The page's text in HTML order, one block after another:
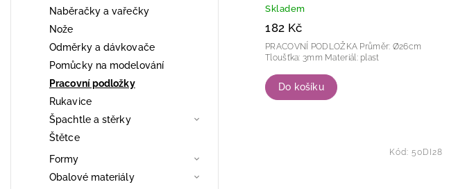
Naběračky a vařečky
Nože
Odměrky a dávkovače
Pomůcky na modelování
Pracovní podložky
Rukavice
Špachtle a stěrky
Štětce
Formy
Obalové materiály
Skladem
182 Kč
Do košíku
PRACOVNÍ PODLOŽKA Průměr: Ø26cm
Kód:50DI28